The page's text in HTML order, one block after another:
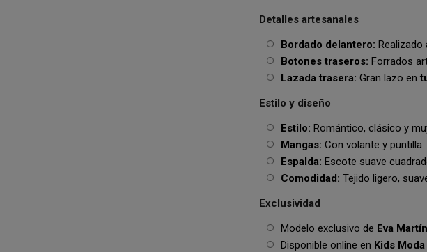
Detalles artesanales
Bordado delantero:
Botones traseros: Forrados
Lazada trasera: Gran lazo en
Estilo y diseño
Estilo: Romántico, clásico y
Mangas: Con volante y puntilla
Espalda: Escote suave
Comodidad: Tejido ligero,
Exclusividad
Modelo exclusivo de Eva
Disponible online en Kids